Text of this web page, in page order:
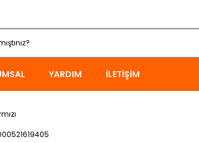
YARDIM İLETIŞIM